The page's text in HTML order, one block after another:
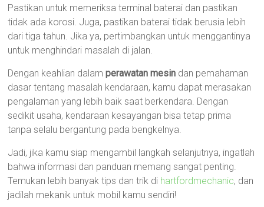
Pastikan untuk memeriksa terminal baterai dan pastikan
tidak ada korosi. Juga, pastikan baterai tidak berusia lebih
dari tiga tahun. Jika ya, pertimbangkan untuk menggantinya
untuk menghindari masalah di jalan.
Dengan keahlian dalamperawatan mesin dan pemahaman
dasar tentang masalah kendaraan, kamu dapat merasakan
pengalaman yang lebih baik saat berkendara. Dengan
sedikit usaha, kendaraan kesayangan bisa tetap prima
tanpa selalu bergantung pada bengkelnya.
Jadi, jika kamu siap mengambil langkah selanjutnya, ingatlah
bahwa informasi dan panduan memang sangat penting.
Temukan lebih banyak tips dan trik di hartfordmechanic, dan
jadilah mekanik untuk mobil kamu sendiri!